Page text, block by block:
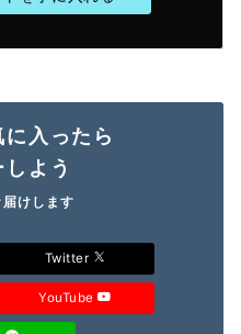
入ったら
よう
けします
Twitter
YouTube